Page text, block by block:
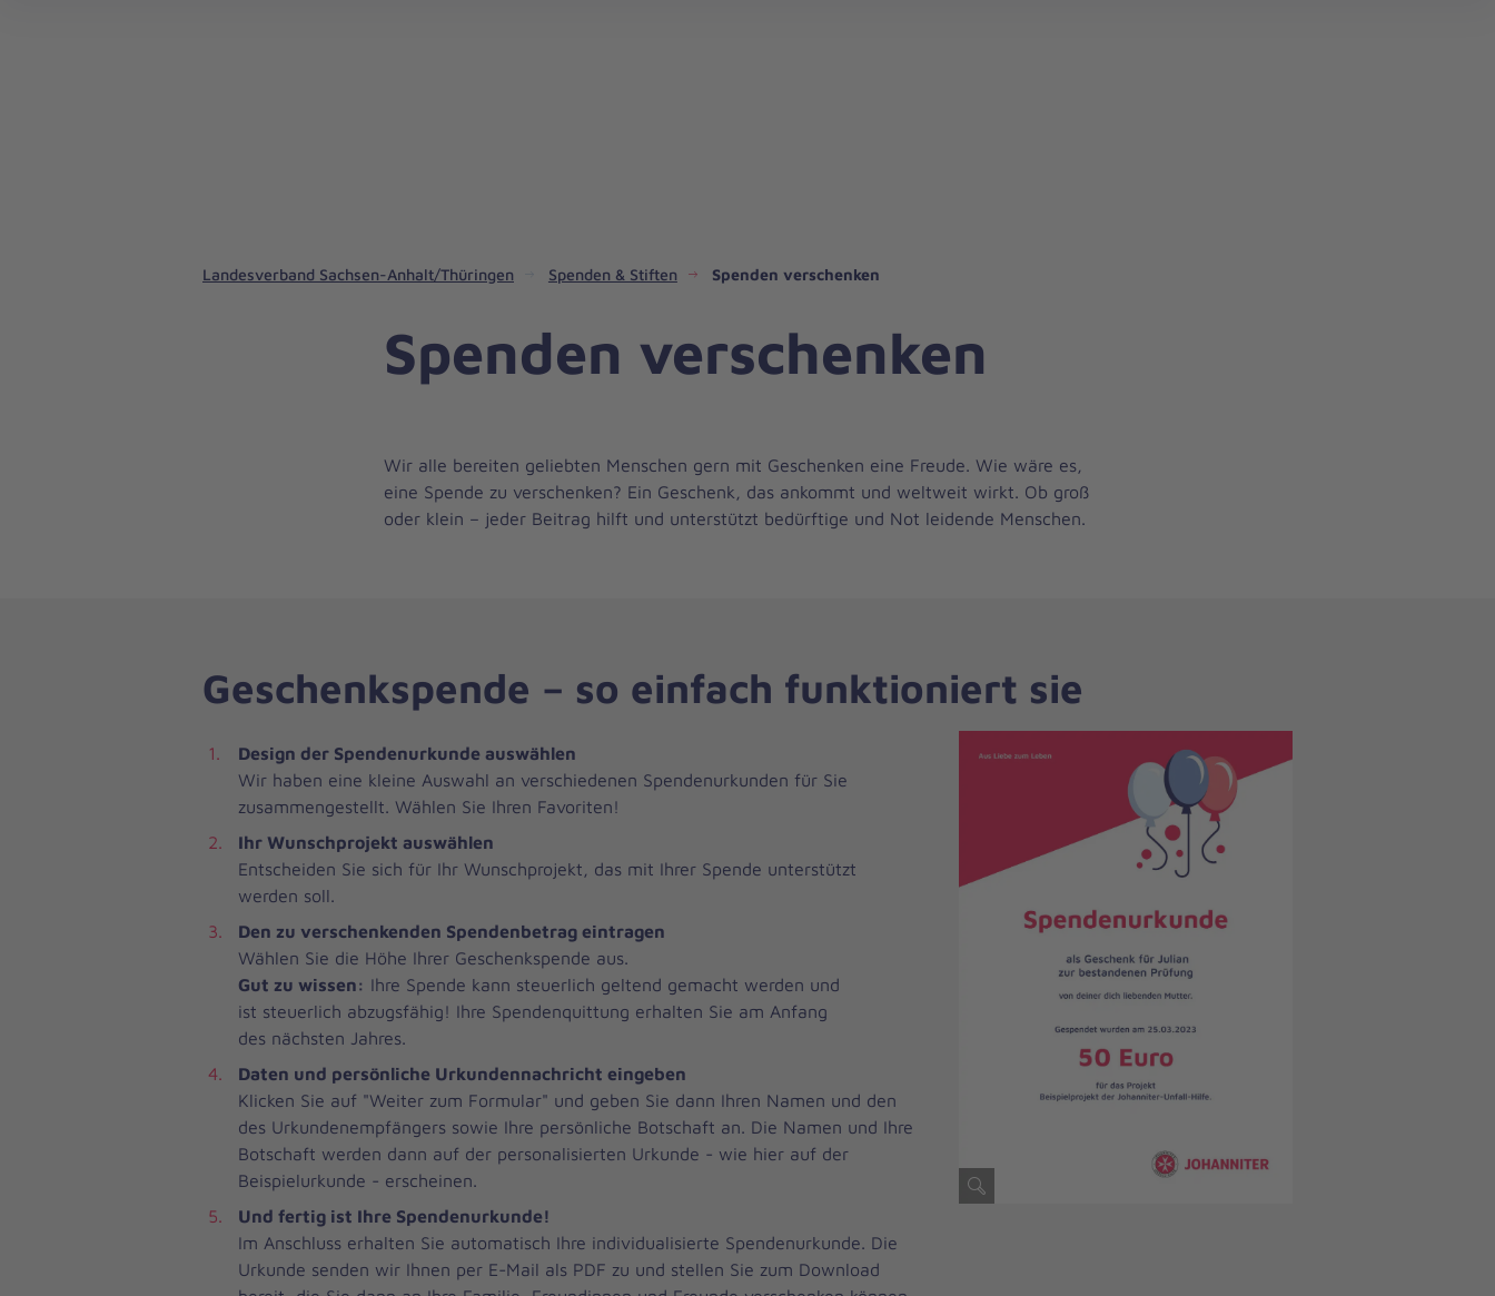
Landesverband Sachsen-Anhalt/Thüringen Spenden & Stiften Spenden verschenken
Spenden verschenken
Wir alle bereiten geliebten Menschen gern mit Geschenken eine Freude. Wie wäre es,
eine Spende zu verschenken? Ein Geschenk, das ankommt und weltweit wirkt. Ob groß
oder klein – jeder Beitrag hilft und unterstützt bedürftige und Not leidende Menschen.
Geschenkspende – so einfach funktioniert sie
Design der Spendenurkunde auswählen
Wir haben eine kleine Auswahl an verschiedenen Spendenurkunden für Sie
zusammengestellt. Wählen Sie Ihren Favoriten!
Ihr Wunschprojekt auswählen
Entscheiden Sie sich für Ihr Wunschprojekt, das mit Ihrer Spende unterstützt
werden soll.
Den zu verschenkenden Spendenbetrag eintragen
Wählen Sie die Höhe Ihrer Geschenkspende aus.
Gut zu wissen: Ihre Spende kann steuerlich geltend gemacht werden und
ist steuerlich abzugsfähig! Ihre Spendenquittung erhalten Sie am Anfang
des nächsten Jahres.
Daten und persönliche Urkundennachricht eingeben
Klicken Sie auf "Weiter zum Formular" und geben Sie dann Ihren Namen und den
des Urkundenempfängers sowie Ihre persönliche Botschaft an. Die Namen und Ihre
Botschaft werden dann auf der personalisierten Urkunde - wie hier auf der
Beispielurkunde - erscheinen.
Und fertig ist Ihre Spendenurkunde!
Im Anschluss erhalten Sie automatisch Ihre individualisierte Spendenurkunde. Die
Urkunde senden wir Ihnen per E-Mail als PDF zu und stellen Sie zum Download